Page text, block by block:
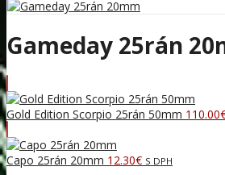
Gameday 25rán
Gold Edition Scorpio 25rán 50mm 110.00
Capo 25rán 20mm 12.30€ S DPH